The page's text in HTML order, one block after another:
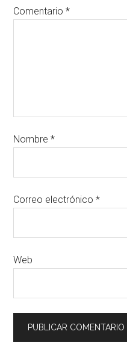
Comentario*
Nombre*
Correo electrónico*
Web